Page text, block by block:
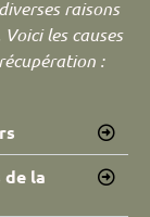
raisons
les causes
:
la